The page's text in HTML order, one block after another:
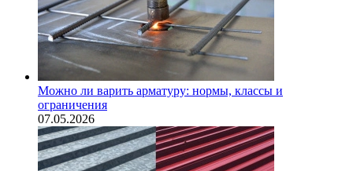
Можно ли варить арматуру: нормы, классы и
ограничения
07.05.2026